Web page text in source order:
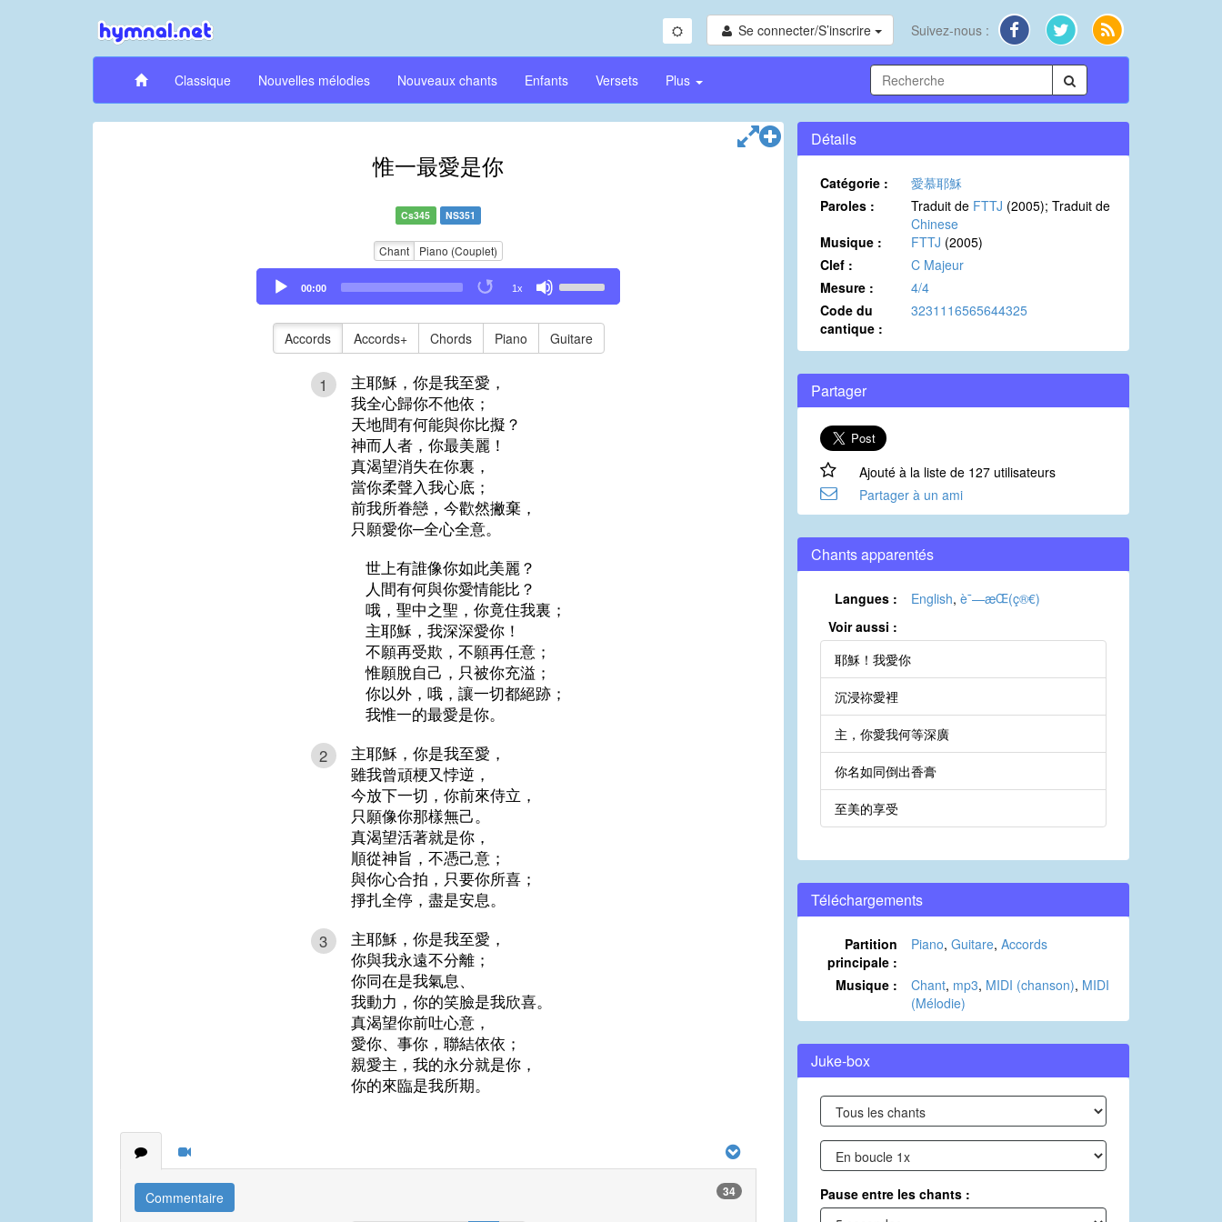
Se connecter/S’inscrire Suivez-nous :
Classique Nouvelles mélodies Nouveaux chants Enfants Versets Plus
惟一最愛是你
Cs345 NS351
Chant Piano (Couplet)
Audio
Player
00:00 1x
Up/Down
keys
to
Accords Accords+ Chords Piano Guitare
1
主耶穌，你是我至愛，
我全心歸你不他依；
天地間有何能與你比擬？
神而人者，你最美麗！
真渴望消失在你裏，
當你柔聲入我心底；
前我所眷戀，今歡然撇棄，
只願愛你─全心全意。
世上有誰像你如此美麗？
人間有何與你愛情能比？
哦，聖中之聖，你竟住我裏；
主耶穌，我深深愛你！
不願再受欺，不願再任意；
惟願脫自己，只被你充溢；
你以外，哦，讓一切都絕跡；
我惟一的最愛是你。
2
主耶穌，你是我至愛，
雖我曾頑梗又悖逆，
今放下一切，你前來侍立，
只願像你那樣無己。
真渴望活著就是你，
順從神旨，不憑己意；
與你心合拍，只要你所喜；
掙扎全停，盡是安息。
3
主耶穌，你是我至愛，
你與我永遠不分離；
你同在是我氣息、
我動力，你的笑臉是我欣喜。
真渴望你前吐心意，
愛你、事你，聯結依依；
親愛主，我的永分就是你，
你的來臨是我所期。
Commentaire 34
Détails
Catégorie :
愛慕耶穌
Paroles :
Traduit de FTTJ (2005); Traduit de
Chinese
Musique :
FTTJ (2005)
Clef :
C Majeur
Mesure :
4/4
Code du
cantique :
3231116565644325
Partager
Ajouté à la liste de 127 utilisateurs
Partager à un ami
Chants apparentés
Langues : English, è¯—æ­Œ(ç®€)
Voir aussi :
耶穌！我愛你
沉浸祢愛裡
主，你愛我何等深廣
你名如同倒出香膏
至美的享受
Téléchargements
Partition
principale :
Piano, Guitare, Accords
Musique : Chant, mp3, MIDI (chanson), MIDI
(Mélodie)
Juke-box
Pause entre les chants :